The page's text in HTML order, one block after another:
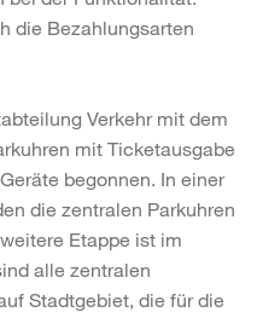
die Bezahlungsarten
Verkehr mit dem
mit Ticketausgabe
begonnen. In einer
die zentralen Parkuhren
Etappe ist im
alle zentralen
Stadtgebiet, die für die